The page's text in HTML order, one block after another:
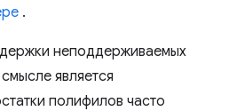
.
неподдерживаемых
является
полифилов часто